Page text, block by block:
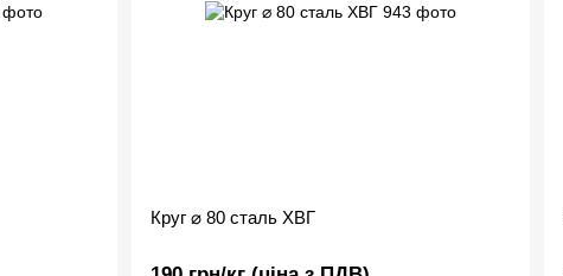
Круг ⌀ 80 сталь ХВГ